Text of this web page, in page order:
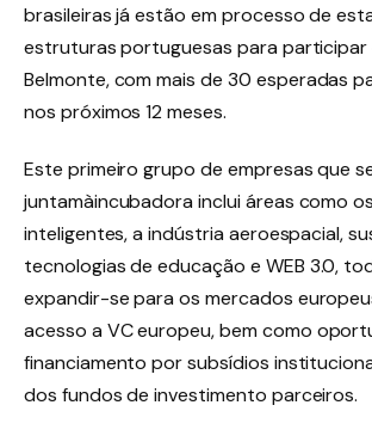
brasileiras já estão em processo de
estruturas portuguesas para participar
Belmonte, com mais de 30 esperadas
nos próximos 12 meses.
Este primeiro grupo de empresas que
juntamàincubadora inclui áreas como
inteligentes, a indústria aeroespacial,
tecnologias de educação e WEB 3.0,
expandir-se para os mercados
acesso a VC europeu, bem como
financiamento por subsídios
dos fundos de investimento parceiros.